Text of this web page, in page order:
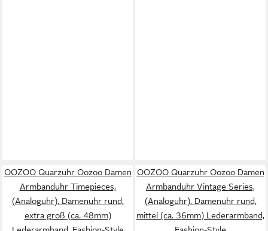
OOZOO Quarzuhr Oozoo Damen
Armbanduhr Timepieces,
(Analoguhr), Damenuhr rund,
extra groß (ca. 48mm)
OOZOO Quarzuhr Oozoo Damen
Armbanduhr Vintage Series,
(Analoguhr), Damenuhr rund,
mittel (ca. 36mm) Lederarmband,